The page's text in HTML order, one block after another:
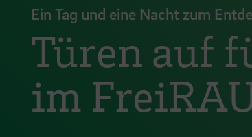
Ein Tag und eine Nacht zum
Türen auf
im